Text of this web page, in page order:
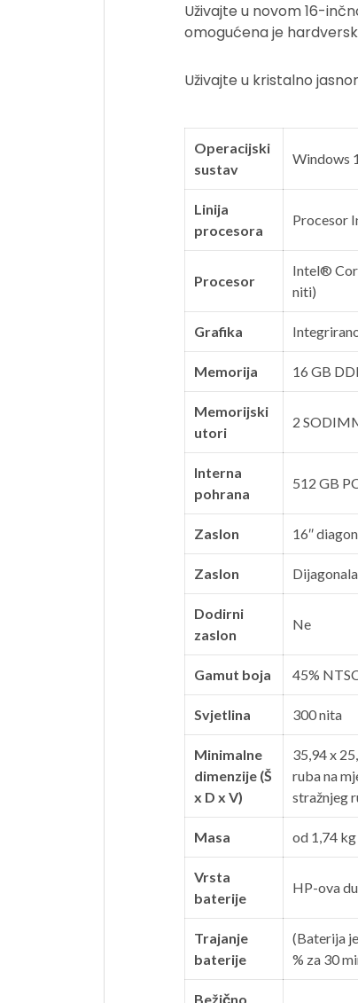
Uživajte u novom 16-
omogućena je
Uživajte u kristalno
Operacijski
sustav
Windows
Linija
procesora
Procesor
Procesor
Intel®
niti)
Grafika
Memorija 16 GB
Memorijski
utori
2
Interna
pohrana
512 GB
Zaslon 16″
Zaslon
Dodirni
zaslon
Ne
Gamut boja 45%
Svjetlina 300 nita
Minimalne
dimenzije (Š
x D x V)
35,94 x
ruba na
stražnjeg
Masa od 1,74 kg
Vrsta
baterije
HP-ova
Trajanje
baterije
(Baterija
% za 30
Bežično